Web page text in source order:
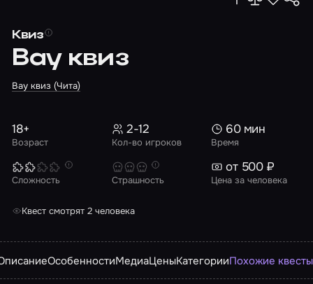
Квиз
Вау квиз
Вау квиз (Чита)
Возраст
18+
Кол-во игроков
2-12
Время
60 мин
Сложность Страшность Цена за человека
от 500 ₽
Квест смотрят 2 человека
ОсобенностиМедиаЦеныКатегорииПохожие квесты